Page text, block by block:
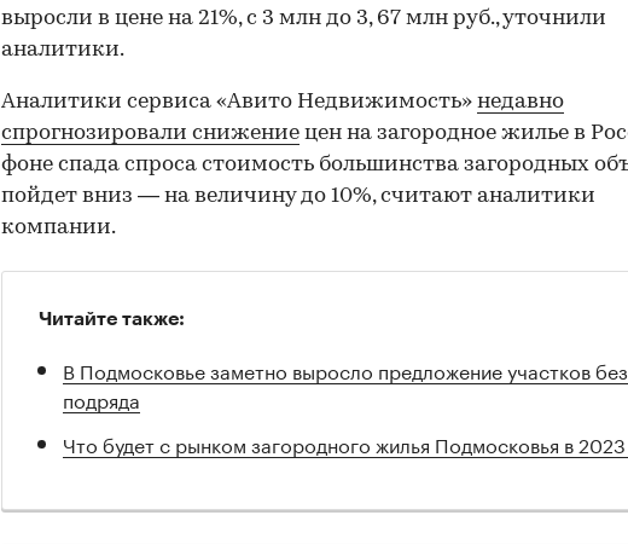
выросли в цене на 21%, с 3 млн до 3, 67 млн руб., уточнили
аналитики.
Аналитики сервиса «Авито Недвижимость» недавно
спрогнозировали снижение цен на загородное жилье в
фоне спада спроса стоимость большинства загородных
пойдет вниз — на величину до 10%, считают аналитики
компании.
Читайте также:
В Подмосковье заметно выросло предложение участков без
подряда
Что будет с рынком загородного жилья Подмосковья в